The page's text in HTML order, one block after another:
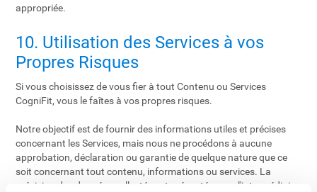
appropriée.
10. Utilisation des Services à vos
Propres Risques
Si vous choisissez de vous fier à tout Contenu ou Services
CogniFit, vous le faîtes à vos propres risques.
Notre objectif est de fournir des informations utiles et précises
concernant les Services, mais nous ne procédons à aucune
approbation, déclaration ou garantie de quelque nature que ce
soit concernant tout contenu, informations ou services. La
précision des données collectées et présentées par l'intermédiaire